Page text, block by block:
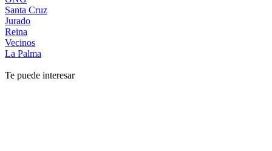
Santa Cruz
Jurado
Reina
Vecinos
La Palma
Te puede interesar